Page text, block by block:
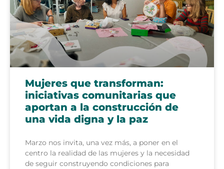
Mujeres que transforman:
iniciativas comunitarias que
aportan a la construcción de
una vida digna y la paz
Marzo nos invita, una vez más, a poner en el
centro la realidad de las mujeres y la necesidad
de seguir construyendo condiciones para